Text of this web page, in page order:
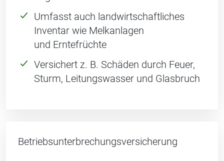
Umfasst auch landwirtschaftliches
Inventar wie Melkanlagen
und Erntefrüchte
Versichert z. B. Schäden durch Feuer,
Sturm, Leitungswasser und Glasbruch
Betriebsunterbrechungs­versicherung